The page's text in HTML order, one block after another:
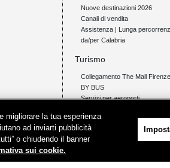
Nuove destinazioni 2026
Canali di vendita
Assistenza | Lunga
da/per Calabria
Turismo
Collegamento The Mall
BY BUS
Servizi per aeroporti
Servizio di navigazione sul
News e comunicati
migliorare la tua esperienza
ad inviarti pubblicità
o chiudendo il banner
sui cookie.